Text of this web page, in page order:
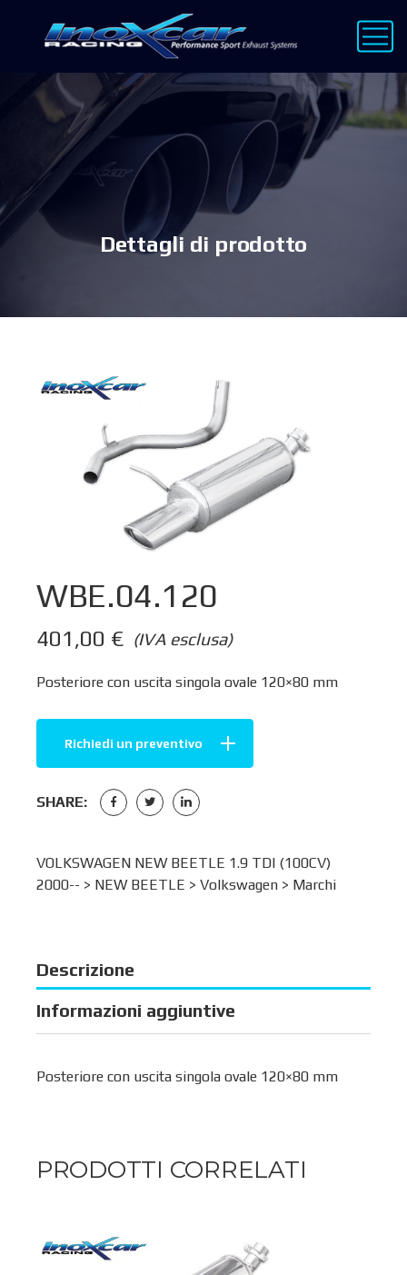
Dettagli di prodotto
WBE.04.120
(IVA esclusa)
401,00 €
Posteriore con uscita singola ovale 120×80 mm
Richiedi un preventivo
SHARE:
VOLKSWAGEN NEW BEETLE 1.9 TDI (100CV)
2000-- > NEW BEETLE > Volkswagen > Marchi
Descrizione
Informazioni aggiuntive
Posteriore con uscita singola ovale 120×80 mm
PRODOTTI CORRELATI